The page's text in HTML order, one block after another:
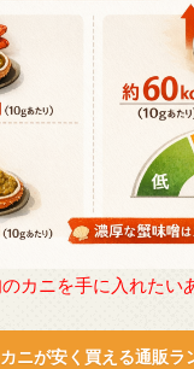
カニを手に入れたい
ニが安く買える通販ラ